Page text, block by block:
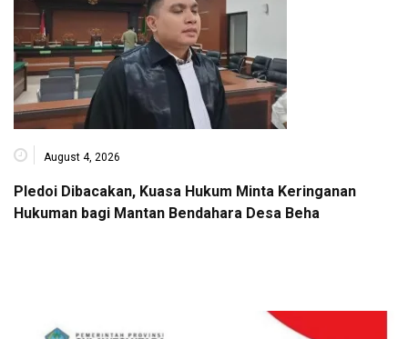
August 4, 2026
Pledoi Dibacakan, Kuasa Hukum Minta Keringanan
Hukuman bagi Mantan Bendahara Desa Beha